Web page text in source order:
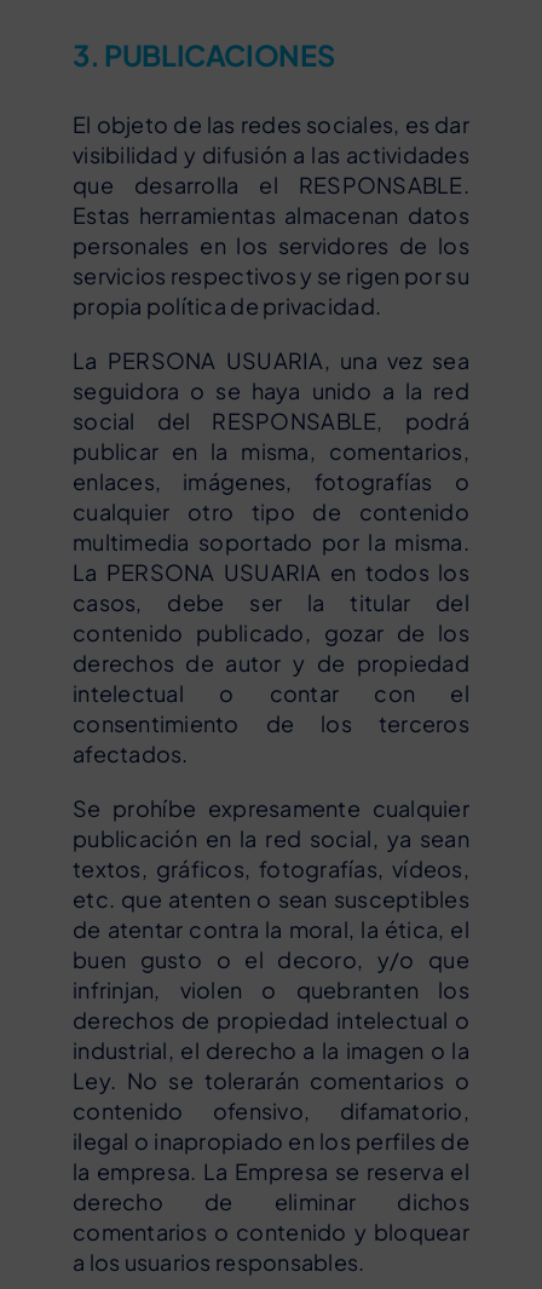
3. PUBLICACIONES
El objeto de las redes sociales, es dar
visibilidad y difusión a las actividades
que desarrolla el RESPONSABLE.
Estas herramientas almacenan datos
personales en los servidores de los
servicios respectivos y se rigen por su
propia política de privacidad.
La PERSONA USUARIA, una vez sea
seguidora o se haya unido a la red
social del RESPONSABLE, podrá
publicar en la misma, comentarios,
enlaces, imágenes, fotografías o
cualquier otro tipo de contenido
multimedia soportado por la misma.
La PERSONA USUARIA en todos los
casos, debe ser la titular del
contenido publicado, gozar de los
derechos de autor y de propiedad
intelectual o contar con el
consentimiento de los terceros
afectados.
Se prohíbe expresamente cualquier
publicación en la red social, ya sean
textos, gráficos, fotografías, vídeos,
etc. que atenten o sean susceptibles
de atentar contra la moral, la ética, el
buen gusto o el decoro, y/o que
infrinjan, violen o quebranten los
derechos de propiedad intelectual o
industrial, el derecho a la imagen o la
Ley. No se tolerarán comentarios o
contenido ofensivo, difamatorio,
ilegal o inapropiado en los perfiles de
la empresa. La Empresa se reserva el
derecho de eliminar dichos
comentarios o contenido y bloquear
a los usuarios responsables.